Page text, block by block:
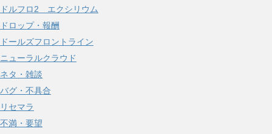
ドルフロ2 エクシリウム
ドロップ・報酬
ドールズフロントライン
ニューラルクラウド
ネタ・雑談
バグ・不具合
リセマラ
不満・要望